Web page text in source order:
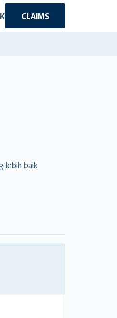
CLAIMS
lebih baik